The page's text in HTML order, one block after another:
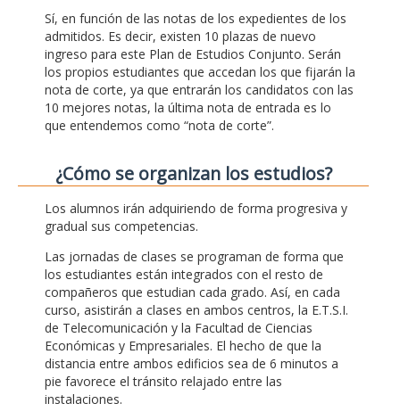
Sí, en función de las notas de los expedientes de los
admitidos. Es decir, existen 10 plazas de nuevo
ingreso para este Plan de Estudios Conjunto. Serán
los propios estudiantes que accedan los que fijarán la
nota de corte, ya que entrarán los candidatos con las
10 mejores notas, la última nota de entrada es lo
que entendemos como “nota de corte”.
¿Cómo se organizan los estudios?
Los alumnos irán adquiriendo de forma progresiva y
gradual sus competencias.
Las jornadas de clases se programan de forma que
los estudiantes están integrados con el resto de
compañeros que estudian cada grado. Así, en cada
curso, asistirán a clases en ambos centros, la E.T.S.I.
de Telecomunicación y la Facultad de Ciencias
Económicas y Empresariales. El hecho de que la
distancia entre ambos edificios sea de 6 minutos a
pie favorece el tránsito relajado entre las
instalaciones.